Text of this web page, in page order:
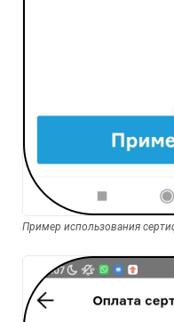
Пример использования